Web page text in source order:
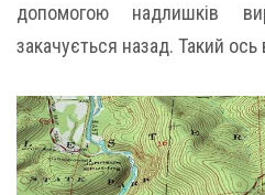
допомогою надлишків
закачується назад. Такий ось